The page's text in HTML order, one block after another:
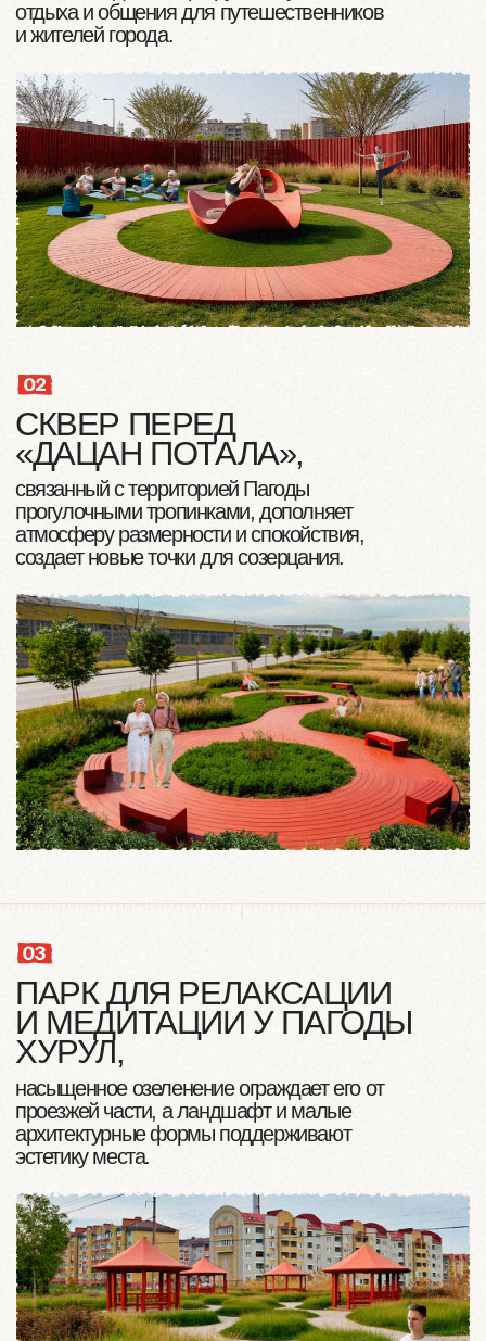
МИРНЫЙ ВОРКУТА
НАХОДКА СОВЕТСК
+7 (499) 288 09 10
mail@devision.company
Автор технологии «‎Ликвидное проектирование
® »‎ — запантентованного подхода к созданию
жилых комплексов
ВОРКУТА
НАХОДКА
СОВЕТСК
МИРНЫЙ
ЭЛИСТА